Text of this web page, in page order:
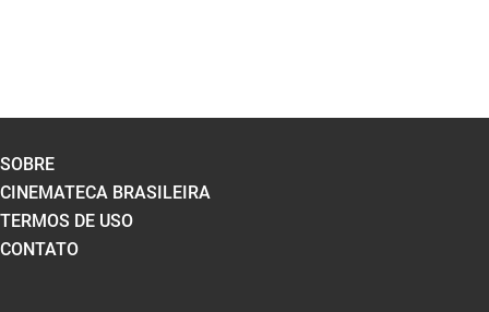
SOBRE
CINEMATECA BRASILEIRA
TERMOS DE USO
CONTATO